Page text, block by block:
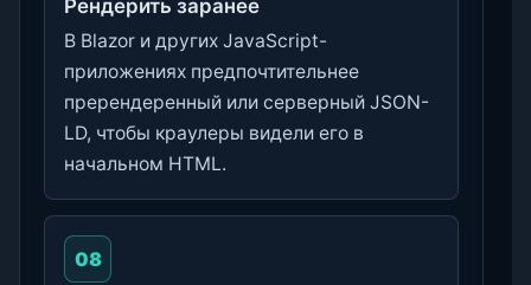
Рендерить заранее
В Blazor и других JavaScript-
приложениях предпочтительнее
пререндеренный или серверный JSON-
LD, чтобы краулеры видели его в
начальном HTML.
08